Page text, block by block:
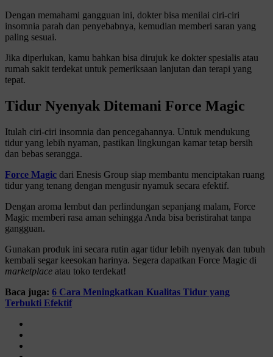
Dengan memahami gangguan ini, dokter bisa menilai ciri-ciri
insomnia parah dan penyebabnya, kemudian memberi saran yang
paling sesuai.
Jika diperlukan, kamu bahkan bisa dirujuk ke dokter spesialis atau
rumah sakit terdekat untuk pemeriksaan lanjutan dan terapi yang
tepat.
Tidur Nyenyak Ditemani Force Magic
Itulah ciri-ciri insomnia dan pencegahannya. Untuk mendukung
tidur yang lebih nyaman, pastikan lingkungan kamar tetap bersih
dan bebas serangga.
Force Magic dari Enesis Group siap membantu menciptakan ruang
tidur yang tenang dengan mengusir nyamuk secara efektif.
Dengan aroma lembut dan perlindungan sepanjang malam, Force
Magic memberi rasa aman sehingga Anda bisa beristirahat tanpa
gangguan.
Gunakan produk ini secara rutin agar tidur lebih nyenyak dan tubuh
kembali segar keesokan harinya. Segera dapatkan Force Magic di
marketplace atau toko terdekat!
Baca juga: 6 Cara Meningkatkan Kualitas Tidur yang
Terbukti Efektif